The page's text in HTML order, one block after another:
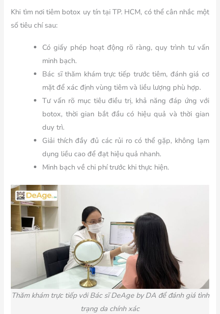
Khi tìm nơi tiêm botox uy tín tại TP. HCM, có thể cân nhắc một
số tiêu chí sau:
Có giấy phép hoạt động rõ ràng, quy trình tư vấn
minh bạch.
Bác sĩ thăm khám trực tiếp trước tiêm, đánh giá cơ
mặt để xác định vùng tiêm và liều lượng phù hợp.
Tư vấn rõ mục tiêu điều trị, khả năng đáp ứng với
botox, thời gian bắt đầu có hiệu quả và thời gian
duy trì.
Giải thích đầy đủ các rủi ro có thể gặp, không lạm
dụng liều cao để đạt hiệu quả nhanh.
Minh bạch về chi phí trước khi thực hiện.
Thăm khám trực tiếp với Bác sĩDeAge by DA để đánh giá tình
trạng da chính xác